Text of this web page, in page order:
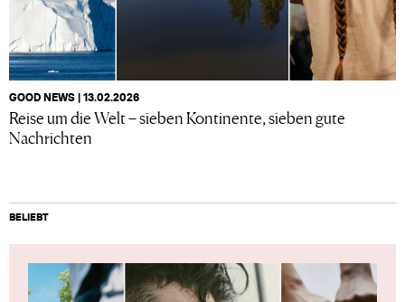
GOOD NEWS | 13.02.2026
Reise um die Welt – sieben Kontinente, sieben gute
Nachrichten
BELIEBT